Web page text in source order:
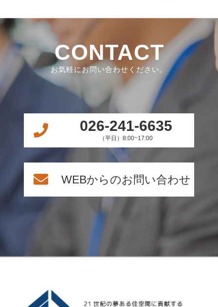
CONTACT
お気軽にお問い合わせください。
026-241-6635
（平日）8:00~17:00
WEBからのお問い合わせ